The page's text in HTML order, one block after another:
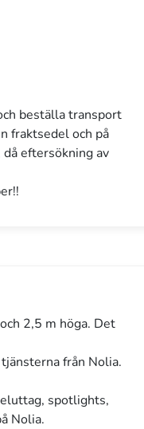
beställa transport
fraktsedel och på
eftersökning av
2,5 m höga. Det
från Nolia.
spotlights,
Nolia.